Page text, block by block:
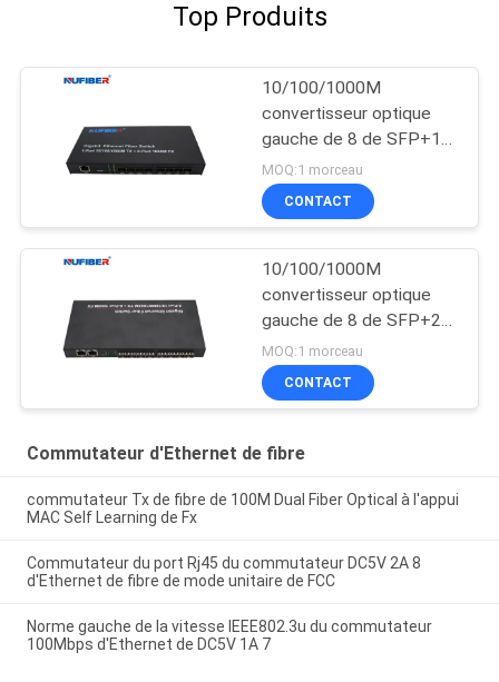
Top Produits
10/100/1000M
convertisseur optique
gauche de 8 de SFP+1
Rj45 de port de fibre
d'Ethernet médias de
commutateur
MOQ:1 morceau
CONTACT
10/100/1000M
convertisseur optique
gauche de 8 de SFP+2
Rj45 de port de fibre
d'Ethernet médias de
commutateur
MOQ:1 morceau
CONTACT
Commutateur d'Ethernet de fibre
commutateur Tx de fibre de 100M Dual Fiber Optical à l'appui
MAC Self Learning de Fx
Commutateur du port Rj45 du commutateur DC5V 2A 8
d'Ethernet de fibre de mode unitaire de FCC
Norme gauche de la vitesse IEEE802.3u du commutateur
100Mbps d'Ethernet de DC5V 1A 7